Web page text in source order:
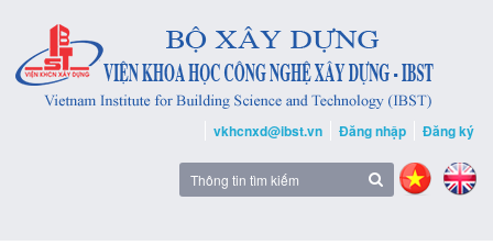
vkhcnxd@ibst.vn Đăng nhập Đăng ký